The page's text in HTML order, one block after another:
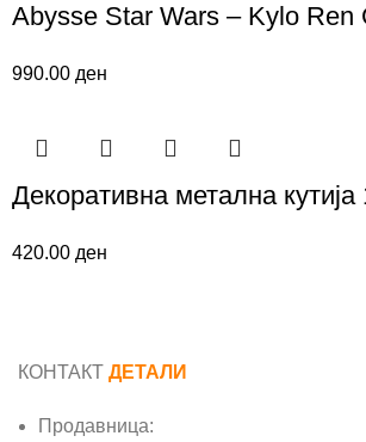
Abysse Star Wars – Kylo Ren
990.00 ден
Декоративна метална
420.00 ден
КОНТАКТ ДЕТАЛИ
Продавница: